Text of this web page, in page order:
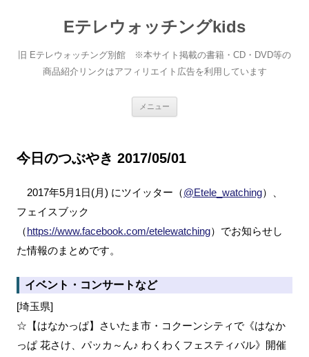
Eテレウォッチングkids
旧 Eテレウォッチング別館 ※本サイト掲載の書籍・CD・DVD等の
商品紹介リンクはアフィリエイト広告を利用しています
メニュー
へ
ス
プ
今日のつぶやき 2017/05/01
2017年5月1日(月) にツイッター（@Etele_watching）、
フェイスブック
（https://www.facebook.com/etelewatching）でお知らせし
た情報のまとめです。
イベント・コンサートなど
[埼玉県]
☆【はなかっぱ】さいたま市・コクーンシティで《はなか
っぱ 花さけ、パッカ～ん♪ わくわくフェスティバル》開催